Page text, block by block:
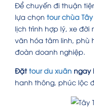
Để chuyến đi thuận
lựa chọn tour chùa
lịch trình hợp lý, xe đời
văn hóa tâm linh, phù
đoàn doanh nghiệp.
Đặttour du xuân ngay
hanh thông, phúc lộc